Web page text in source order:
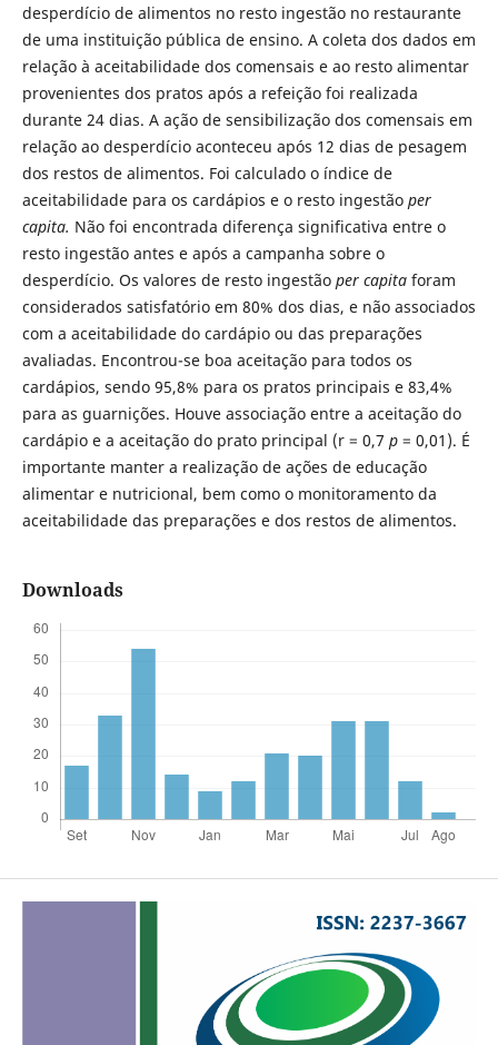
desperdício de alimentos no resto ingestão no restaurante
de uma instituição pública de ensino. A coleta dos dados em
relação à aceitabilidade dos comensais e ao resto alimentar
provenientes dos pratos após a refeição foi realizada
durante 24 dias. A ação de sensibilização dos comensais em
relação ao desperdício aconteceu após 12 dias de pesagem
dos restos de alimentos. Foi calculado o índice de
aceitabilidade para os cardápios e o resto ingestão per
capita. Não foi encontrada diferença significativa entre o
resto ingestão antes e após a campanha sobre o
desperdício. Os valores de resto ingestão per capitaforam
considerados satisfatório em 80% dos dias, e não associados
com a aceitabilidade do cardápio ou das preparações
avaliadas. Encontrou-se boa aceitação para todos os
cardápios, sendo 95,8% para os pratos principais e 83,4%
para as guarnições. Houve associação entre a aceitação do
cardápio e a aceitação do prato principal (r = 0,7 p= 0,01). É
importante manter a realização de ações de educação
alimentar e nutricional, bem como o monitoramento da
aceitabilidade das preparações e dos restos de alimentos.
Downloads